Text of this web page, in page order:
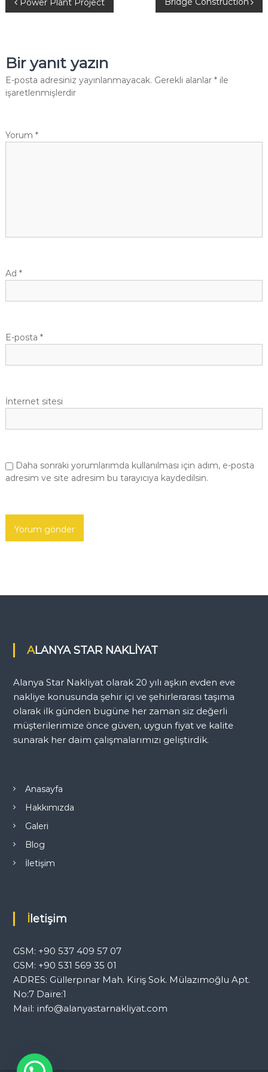
Y
z
ı
e
e
s
i
Power Plant Project
Bir yanıt yazın
E-posta adresiniz yayınlanmayacak. Gerekli alanlar *ile
işaretlenmişlerdir
Yorum *
Ad *
E-posta *
İnternet sitesi
Daha sonraki yorumlarımda kullanılması için adım, e-posta
adresim ve site adresim bu tarayıcıya kaydedilsin.
ALANYA STAR NAKLİYAT
Alanya Star Nakliyat olarak 20 yılı aşkın evden eve
nakliye konusunda şehir içi ve şehirlerarası taşıma
olarak ilk günden bugüne her zaman siz değerli
müşterilerimize önce güven, uygun fiyat ve kalite
sunarak her daim çalışmalarımızı geliştirdik.
Anasayfa
Hakkımızda
Galeri
Blog
İletişim
İletişim
GSM: +90 537 409 57 07
GSM: +90 531 569 35 01
ADRES: Güllerpınar Mah. Kiriş Sok. Mülazımoğlu Apt.
No:7 Daire:1
Mail: info@alanyastarnakliyat.com